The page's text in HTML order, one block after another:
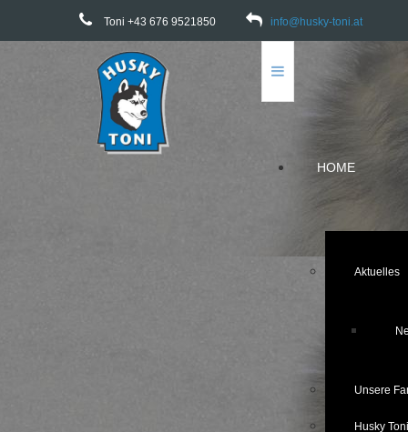
Toni +43 676 9521850 info@husky-toni.at
HOME
Aktuelles
Unsere
Husky